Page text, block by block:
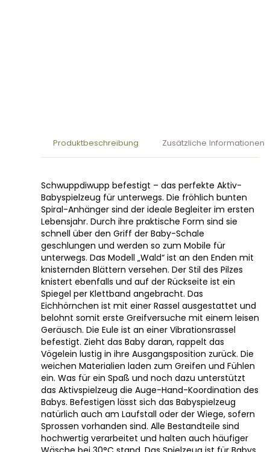
Produktbeschreibung Zusätzliche Informationen
Schwuppdiwupp befestigt – das perfekte Aktiv-
Babyspielzeug für unterwegs. Die fröhlich bunten
Spiral-Anhänger sind der ideale Begleiter im ersten
Lebensjahr. Durch ihre praktische Form sind sie
schnell über den Griff der Baby-Schale
geschlungen und werden so zum Mobile für
unterwegs. Das Modell „Wald“ ist an den Enden mit
knisternden Blättern versehen. Der Stil des Pilzes
knistert ebenfalls und auf der Rückseite ist ein
Spiegel per Klettband angebracht. Das
Eichhörnchen ist mit einer Rassel ausgestattet und
belohnt somit erste Greifversuche mit einem leisen
Geräusch. Die Eule ist an einer Vibrationsrassel
befestigt. Zieht das Baby daran, rappelt das
Vögelein lustig in ihre Ausgangsposition zurück. Die
weichen Materialien laden zum Greifen und Fühlen
ein. Was für ein Spaß und noch dazu unterstützt
das Aktivspielzeug die Auge-Hand-Koordination des
Babys. Befestigen lässt sich das Babyspielzeug
natürlich auch am Laufstall oder der Wiege, sofern
Sprossen vorhanden sind. Alle Bestandteile sind
hochwertig verarbeitet und halten auch häufiger